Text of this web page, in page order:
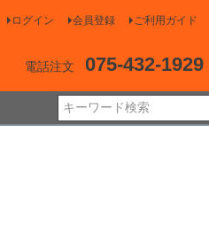
ログイン 会員登録 ご利用ガイド
電話注文 075-432-1929